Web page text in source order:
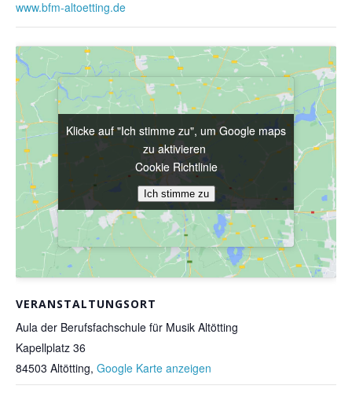
www.bfm-altoetting.de
VERANSTALTUNGSORT
Aula der Berufsfachschule für Musik Altötting
Kapellplatz 36
84503 Altötting, Google Karte anzeigen
Klicke auf "Ich stimme zu", um Google maps
zu aktivieren
Cookie Richtlinie
Ich stimme zu
Klicke auf "Ich stimme zu", um Google maps
zu aktivieren
Cookie Richtlinie
Ich stimme zu